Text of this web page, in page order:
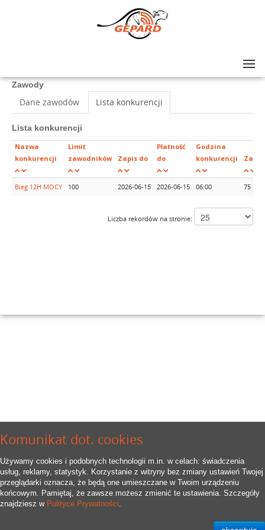
Komunikat dot. cookies
Używamy cookies i podobnych technologii m.in. w celach: świadczenia
usług, reklamy, statystyk. Korzystanie z witryny bez zmiany ustawień Twojej
przeglądarki oznacza, że będą one umieszczane w Twoim urządzeniu
końcowym. Pamiętaj, że zawsze możesz zmienić te ustawienia. Szczegóły
znajdziesz w Polityce Prywatności.
Zawody
Dane zawodów Lista konkurencji
Lista konkurencji
Nazwa
konkurencji
Limit
zawodników
Zapis do
Płatność
do
Godzina
konkurencji
Bieg 12H MOCY 100 2026-06-15 2026-06-15 06:00 75
Liczba rekordów na stronie: